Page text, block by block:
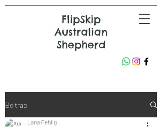
FlipSkip
Australian
Shepherd
Beitrag
Lana Fehlig